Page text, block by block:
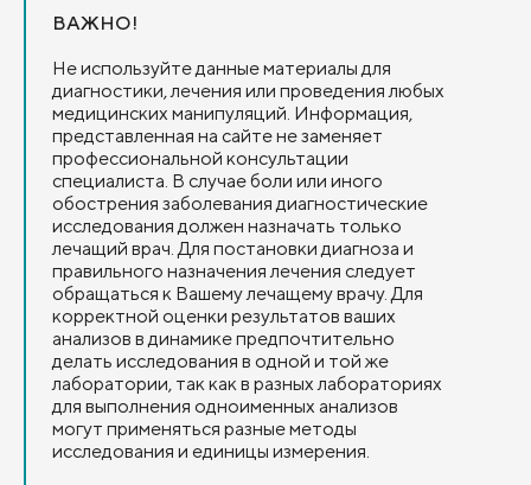
ВАЖНО!
Не используйте данные материалы для
диагностики, лечения или проведения любых
медицинских манипуляций. Информация,
представленная на сайте не заменяет
профессиональной консультации
специалиста. В случае боли или иного
обострения заболевания диагностические
исследования должен назначать только
лечащий врач. Для постановки диагноза и
правильного назначения лечения следует
обращаться к Вашему лечащему врачу. Для
корректной оценки результатов ваших
анализов в динамике предпочтительно
делать исследования в одной и той же
лаборатории, так как в разных лабораториях
для выполнения одноименных анализов
могут применяться разные методы
исследования и единицы измерения.